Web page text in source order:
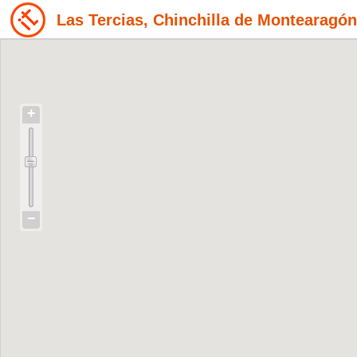
Las Tercias, Chinchilla de Montearagón
+
−